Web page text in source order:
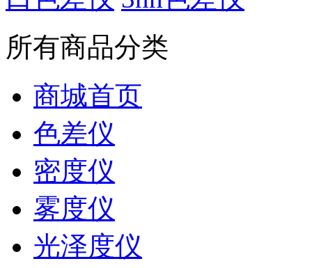
所有商品分类
商城首页
色差仪
密度仪
雾度仪
光泽度仪